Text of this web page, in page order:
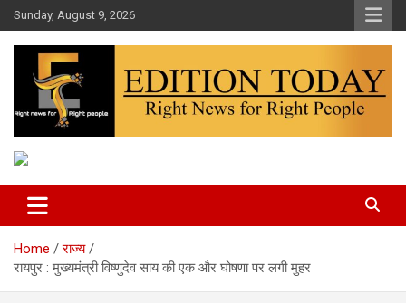
Skip
to
content
Sunday, August 9, 2026
Edition Today
Home
राज्य
रायपुर : मुख्यमंत्री विष्णुदेव साय की एक और घोषणा पर लगी मुहर